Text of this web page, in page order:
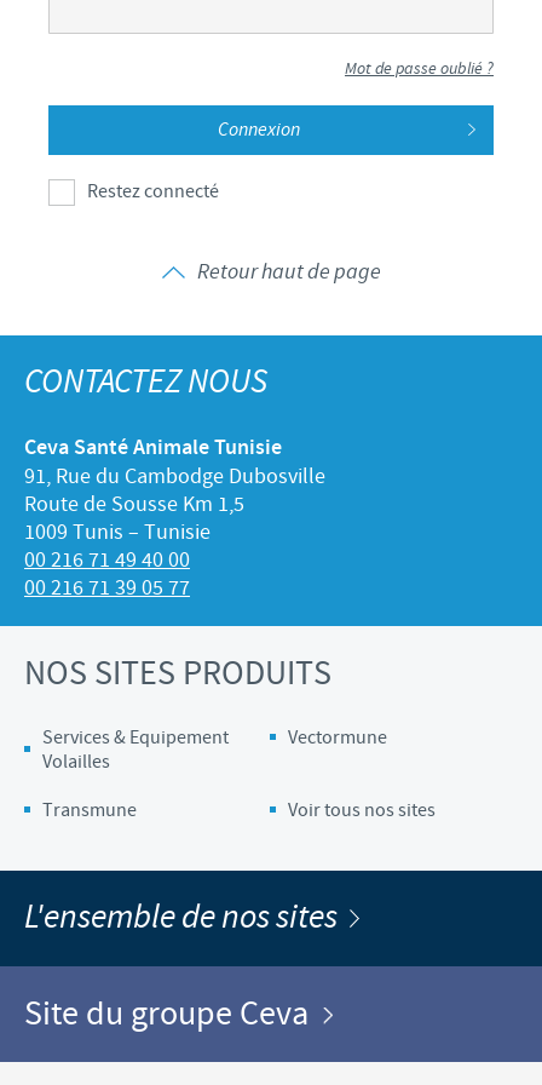
Mot de passe oublié ?
Restez connecté
Retour haut de page
CONTACTEZ NOUS
Ceva Santé Animale Tunisie
91, Rue du Cambodge Dubosville
Route de Sousse Km 1,5
1009 Tunis – Tunisie
00 216 71 49 40 00
00 216 71 39 05 77
NOS SITES PRODUITS
Services & Equipement
Volailles
Vectormune
Transmune Voir tous nos sites
L'ensemble de nos sites
Site du groupe Ceva